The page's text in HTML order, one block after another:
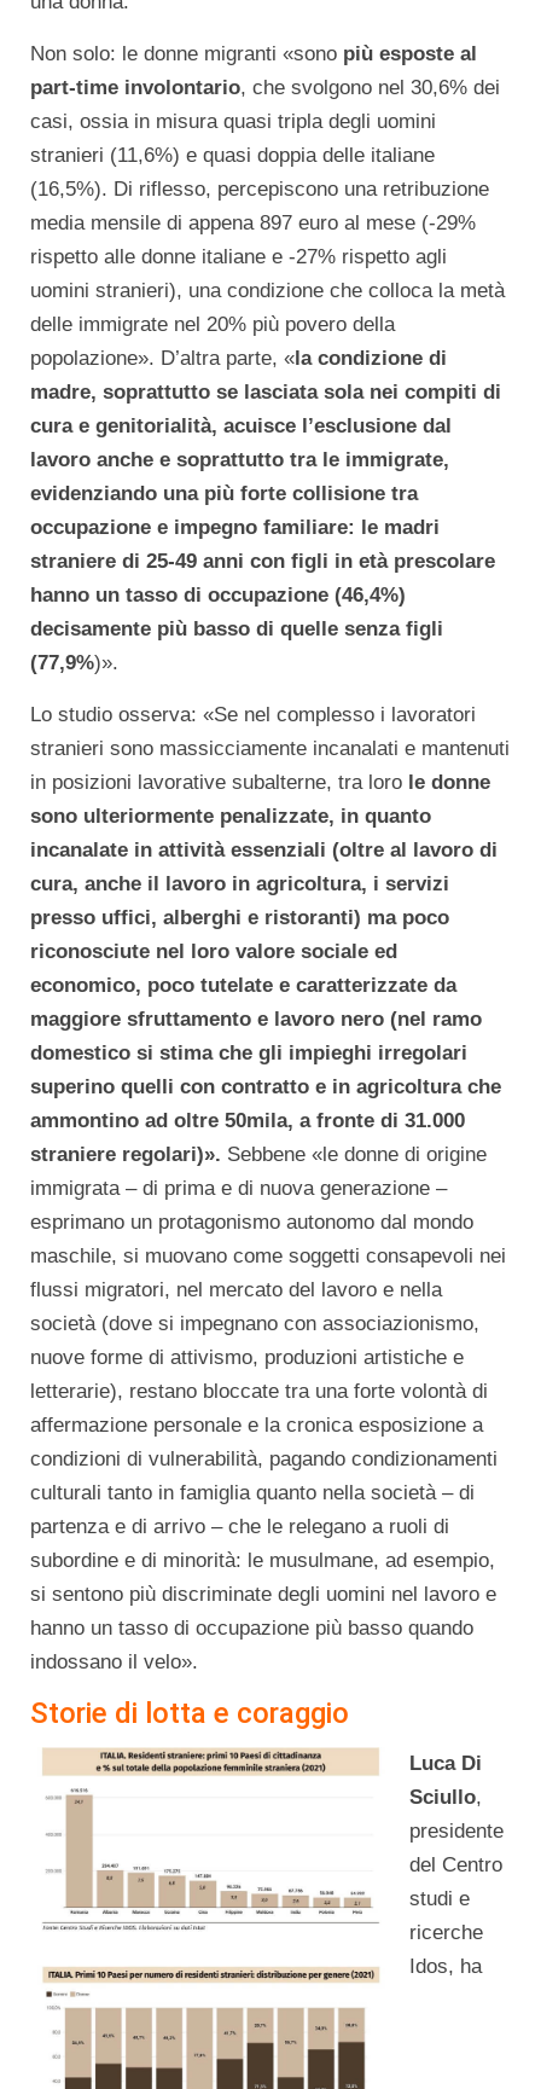
Non solo: le donne migranti «sono più esposte al
part-time involontario, che svolgono nel 30,6% dei
casi, ossia in misura quasi tripla degli uomini
stranieri (11,6%) e quasi doppia delle italiane
(16,5%). Di riflesso, percepiscono una retribuzione
media mensile di appena 897 euro al mese (-29%
rispetto alle donne italiane e -27% rispetto agli
uomini stranieri), una condizione che colloca la metà
delle immigrate nel 20% più povero della
popolazione». D’altra parte, «la condizione di
madre, soprattutto se lasciata sola nei compiti di
cura e genitorialità, acuisce l’esclusione dal
lavoro anche e soprattutto tra le immigrate,
evidenziando una più forte collisione tra
occupazione e impegno familiare: le madri
straniere di 25-49 anni con figli in età prescolare
hanno un tasso di occupazione (46,4%)
decisamente più basso di quelle senza figli
(77,9%)».
Lo studio osserva: «Se nel complesso i lavoratori
stranieri sono massicciamente incanalati e mantenuti
in posizioni lavorative subalterne, tra loro le donne
sono ulteriormente penalizzate, in quanto
incanalate in attività essenziali (oltre al lavoro di
cura, anche il lavoro in agricoltura, i servizi
presso uffici, alberghi e ristoranti) ma poco
riconosciute nel loro valore sociale ed
economico, poco tutelate e caratterizzate da
maggiore sfruttamento e lavoro nero (nel ramo
domestico si stima che gli impieghi irregolari
superino quelli con contratto e in agricoltura che
ammontino ad oltre 50mila, a fronte di 31.000
straniere regolari)». Sebbene «le donne di origine
immigrata – di prima e di nuova generazione –
esprimano un protagonismo autonomo dal mondo
maschile, si muovano come soggetti consapevoli nei
flussi migratori, nel mercato del lavoro e nella
società (dove si impegnano con associazionismo,
nuove forme di attivismo, produzioni artistiche e
letterarie), restano bloccate tra una forte volontà di
affermazione personale e la cronica esposizione a
condizioni di vulnerabilità, pagando condizionamenti
culturali tanto in famiglia quanto nella società – di
partenza e di arrivo – che le relegano a ruoli di
subordine e di minorità: le musulmane, ad esempio,
si sentono più discriminate degli uomini nel lavoro e
hanno un tasso di occupazione più basso quando
indossano il velo».
Storie di lotta e coraggio
Luca Di
Sciullo,
presidente
del Centro
studi e
ricerche
Idos, ha